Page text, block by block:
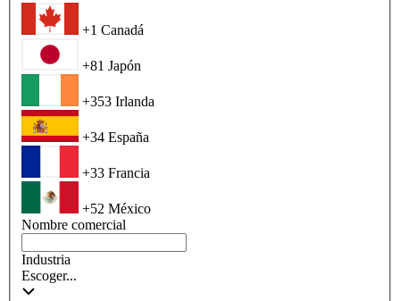
+1 Canadá
+81 Japón
+353 Irlanda
+34 España
+33 Francia
+52 México
Nombre comercial
Industria
Escoger...